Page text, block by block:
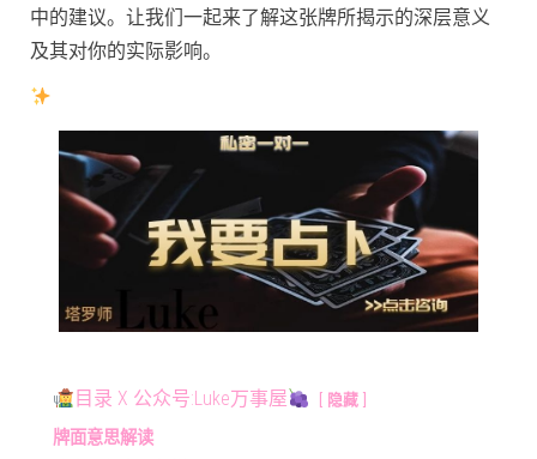
中的建议。让我们一起来了解这张牌所揭示的深层意义
及其对你的实际影响。
目录 X 公众号:Luke万事屋 隐藏
牌面意思解读